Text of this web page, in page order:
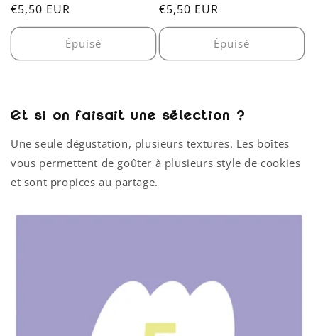
Prix
habituel
€5,50 EUR
Épuisé
Prix
habituel
€5,50 EUR
Épuisé
Et si on faisait une sélection ?
Une seule dégustation, plusieurs textures. Les boîtes
vous permettent de goûter à plusieurs style de cookies
et sont propices au partage.